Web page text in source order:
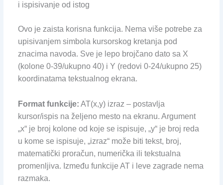
i ispisivanje od istog
Ovo je zaista korisna funkcija. Nema više potrebe za
upisivanjem simbola kursorskog kretanja pod
znacima navoda. Sve je lepo brojčano dato sa X
(kolone 0-39/ukupno 40) i Y (redovi 0-24/ukupno 25)
koordinatama tekstualnog ekrana.
Format funkcije: AT(x,y) izraz – postavlja
kursor/ispis na željeno mesto na ekranu. Argument
„x“ je broj kolone od koje se ispisuje, „y“ je broj reda
u kome se ispisuje, „izraz“ može biti tekst, broj,
matematički proračun, numerička ili tekstualna
promenljiva. Između funkcije AT i leve zagrade nema
razmaka.